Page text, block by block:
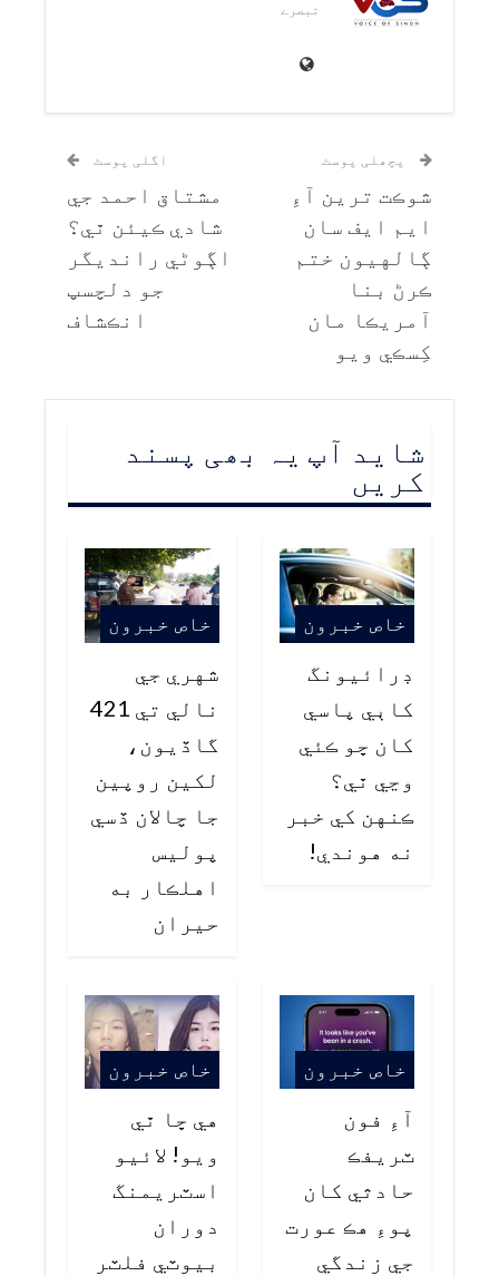
تبصرے
پچھلی پوسٹ
شوڪت ترين آءِ
ايم ايف سان
ڳالهيون ختم
ڪرڻ بنا
آمريڪا مان
کِسڪي ويو
اگلی پوسٹ
مشتاق احمد جي
شادي ڪيئن ٿي؟
اڳوڻي رانديگر
جو دلچسپ
انڪشاف
شاید آپ یہ بھی پسند
کریں
خاص خبرون
ڊرائيونگ
کاٻي پاسي
کان ڇو ڪئي
وڃي ٿي؟
ڪنهن کي خبر
نه هوندي!
خاص خبرون
شهري جي
نالي تي 421
گاڏيون،
لکين روپين
جا چالان ڏسي
پوليس
اهلڪار به
حيران
خاص خبرون
آءِ فون
ٽريفڪ
حادثي کان
پوءِ هڪ عورت
جي زندگي
خاص خبرون
هي ڇا ٿي
ويو! لائيو
اسٽريمنگ
دوران
بيوٽي فلٽر